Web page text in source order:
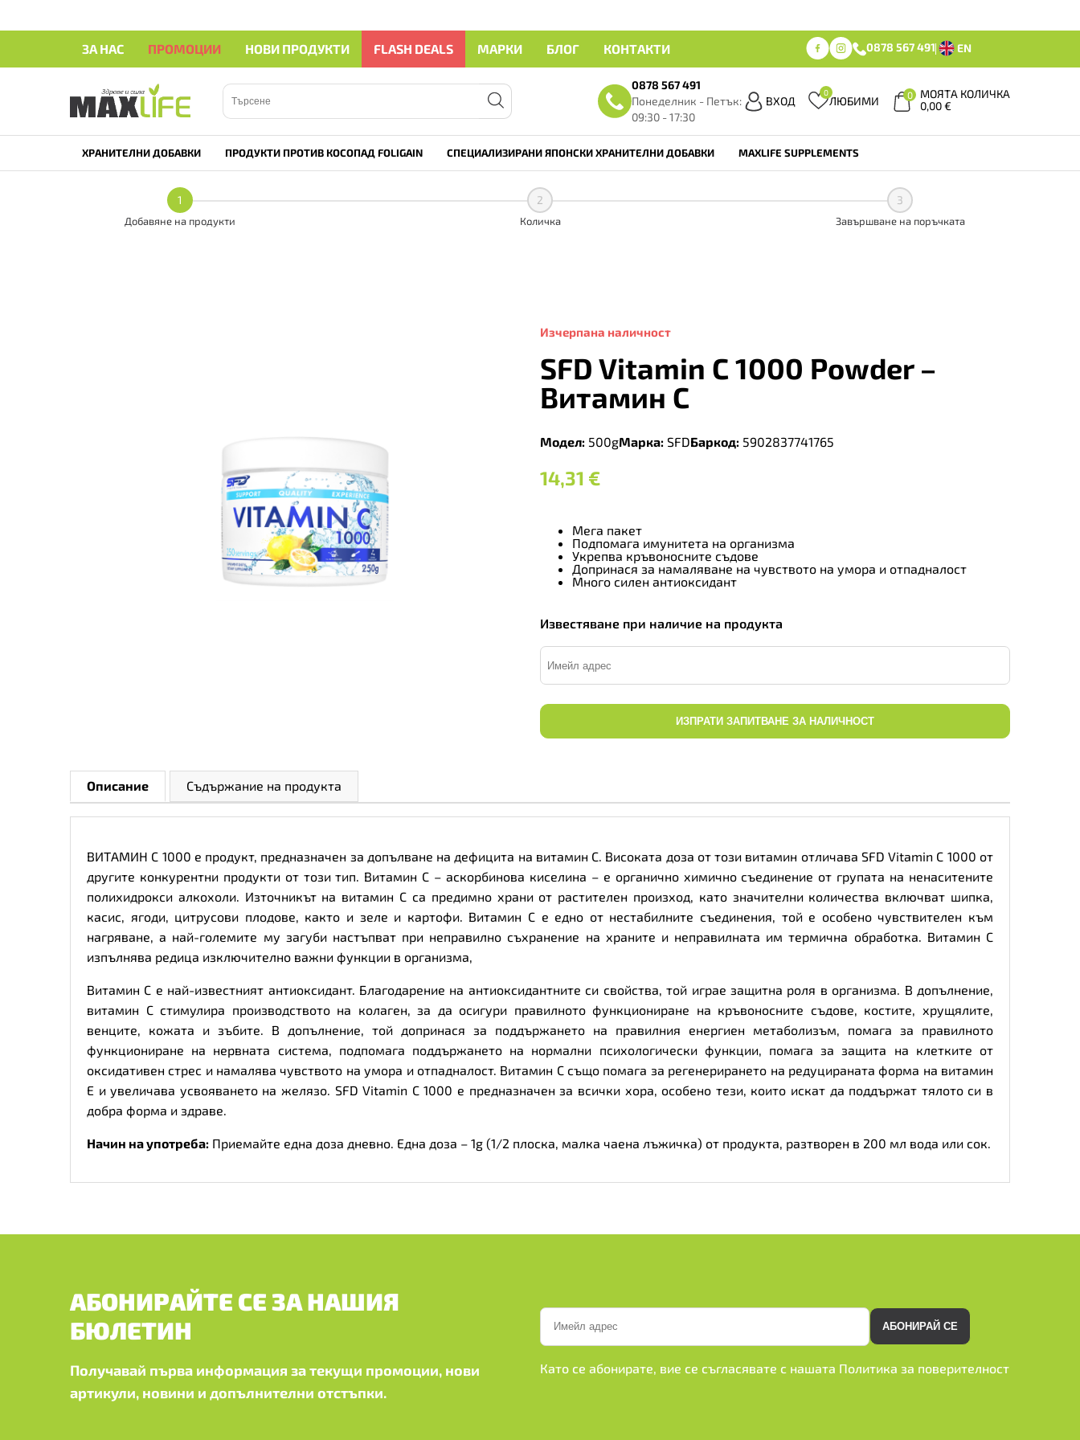
ЗА НАС ПРОМОЦИИ НОВИ ПРОДУКТИ FLASH DEALS МАРКИ БЛОГ КОНТАКТИ 0878 567 491 EN
0878 567 491
Понеделник - Петък:
09:30 - 17:30
ВХОД
0
ЛЮБИМИ 0
МОЯТА КОЛИЧКА
0,00€
ХРАНИТЕЛНИ ДОБАВКИ ПРОДУКТИ ПРОТИВ КОСОПАД FOLIGAIN СПЕЦИАЛИЗИРАНИ ЯПОНСКИ ХРАНИТЕЛНИ ДОБАВКИ MAXLIFE SUPPLEMENTS
1
Добавяне на продукти
2
Количка
3
Завършване на поръчката
Изчерпана наличност
SFD Vitamin C 1000 Powder –
Витамин C
Модел: 500gМарка: SFDБаркод: 5902837741765
14,31 €
Мега пакет
Подпомага имунитета на организма
Укрепва кръвоносните съдове
Допринася за намаляване на чувството на умора и отпадналост
Много силен антиоксидант
Известяване при наличие на продукта
ИЗПРАТИ ЗАПИТВАНЕ ЗА НАЛИЧНОСТ
Описание Съдържание на продукта
ВИТАМИН С 1000 е продукт, предназначен за допълване на дефицита на витамин С. Високата доза от този витамин отличава SFD Vitamin C 1000 от
другите конкурентни продукти от този тип. Витамин С – аскорбинова киселина – е органично химично съединение от групата на ненаситените
полихидрокси алкохоли. Източникът на витамин С са предимно храни от растителен произход, като значителни количества включват шипка,
касис, ягоди, цитрусови плодове, както и зеле и картофи. Витамин С е едно от нестабилните съединения, той е особено чувствителен към
нагряване, а най-големите му загуби настъпват при неправилно съхранение на храните и неправилната им термична обработка. Витамин С
изпълнява редица изключително важни функции в организма,
Витамин С е най-известният антиоксидант. Благодарение на антиоксидантните си свойства, той играе защитна роля в организма. В допълнение,
витамин С стимулира производството на колаген, за да осигури правилното функциониране на кръвоносните съдове, костите, хрущялите,
венците, кожата и зъбите. В допълнение, той допринася за поддържането на правилния енергиен метаболизъм, помага за правилното
функциониране на нервната система, подпомага поддържането на нормални психологически функции, помага за защита на клетките от
оксидативен стрес и намалява чувството на умора и отпадналост. Витамин С също помага за регенерирането на редуцираната форма на витамин
Е и увеличава усвояването на желязо. SFD Vitamin C 1000 е предназначен за всички хора, особено тези, които искат да поддържат тялото си в
добра форма и здраве.
Начин на употреба: Приемайте една доза дневно. Една доза – 1g (1/2 плоска, малка чаена лъжичка) от продукта, разтворен в 200 мл вода или сок.
АБОНИРАЙТЕ СЕ ЗА НАШИЯ
БЮЛЕТИН
Получавай първа информация за текущи промоции, нови
артикули, новини и допълнителни отстъпки.
АБОНИРАЙ СЕ
Като се абонирате, вие се съгласявате с нашата Политика за поверителност